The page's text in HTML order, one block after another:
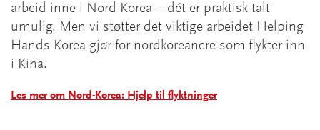
arbeid inne i Nord-Korea – dét er praktisk talt
umulig. Men vi støtter det viktige arbeidet Helping
Hands Korea gjør for nordkoreanere som flykter inn
i Kina.
Les mer om Nord-Korea: Hjelp til flyktninger